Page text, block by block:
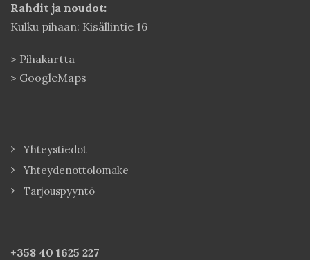
Rahdit ja noudot:
Kulku pihaan: Kisällintie 16
> Pihakartta
> GoogleMaps
Yhteystiedot
Yhteydenottolomake
Tarjouspyyntö
+358 40 1625 227